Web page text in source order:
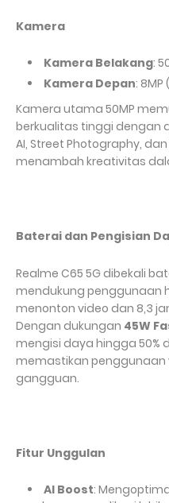
Kamera
Kamera Belakang:
Kamera Depan:
Kamera utama 50MP
berkualitas tinggi dengan
AI, Street Photography,
menambah kreativitas
Baterai dan Pengisian
Realme C65 5G dibekali
mendukung penggunaan
menonton video dan 8,3
Dengan dukungan 45W
mengisi daya hingga 50%
memastikan penggunaan
gangguan.
Fitur Unggulan
AI Boost: